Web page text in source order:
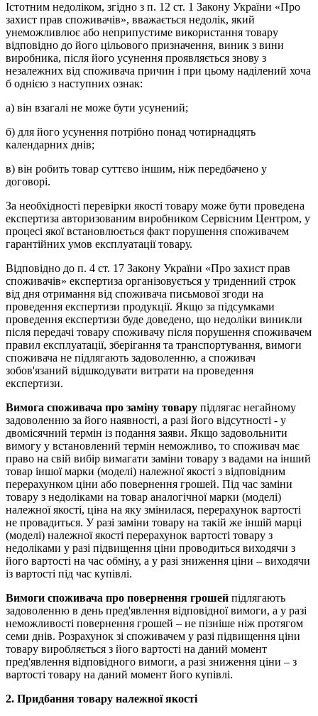
Істотним недоліком, згідно з п. 12 ст. 1 Закону України «Про
захист прав споживачів», вважається недолік, який
унеможливлює або неприпустиме використання товару
відповідно до його цільового призначення, виник з вини
виробника, після його усунення проявляється знову з
незалежних від споживача причин і при цьому наділений хоча
б однією з наступних ознак:
а) він взагалі не може бути усунений;
б) для його усунення потрібно понад чотирнадцять
календарних днів;
в) він робить товар суттєво іншим, ніж передбачено у
договорі.
За необхідності перевірки якості товару може бути проведена
експертиза авторизованим виробником Сервісним Центром, у
процесі якої встановлюється факт порушення споживачем
гарантійних умов експлуатації товару.
Відповідно до п. 4 ст. 17 Закону України «Про захист прав
споживачів» експертиза організовується у триденний строк
від дня отримання від споживача письмової згоди на
проведення експертизи продукції. Якщо за підсумками
проведення експертизи буде доведено, що недоліки виникли
після передачі товару споживачу після порушення споживачем
правил експлуатації, зберігання та транспортування, вимоги
споживача не підлягають задоволенню, а споживач
зобов'язаний відшкодувати витрати на проведення
експертизи.
Вимога споживача про заміну товару підлягає негайному
задоволенню за його наявності, а разі його відсутності - у
двомісячний термін із подання заяви. Якщо задовольнити
вимогу у встановлений термін неможливо, то споживач має
право на свій вибір вимагати заміни товару з вадами на інший
товар іншої марки (моделі) належної якості з відповідним
перерахунком ціни або повернення грошей. Під час заміни
товару з недоліками на товар аналогічної марки (моделі)
належної якості, ціна на яку змінилася, перерахунок вартості
не провадиться. У разі заміни товару на такій же іншій марці
(моделі) належної якості перерахунок вартості товару з
недоліками у разі підвищення ціни проводиться виходячи з
його вартості на час обміну, а у разі зниження ціни – виходячи
із вартості під час купівлі.
Вимоги споживача про повернення грошей підлягають
задоволенню в день пред'явлення відповідної вимоги, а у разі
неможливості повернення грошей – не пізніше ніж протягом
семи днів. Розрахунок зі споживачем у разі підвищення ціни
товару виробляється з його вартості на даний момент
пред'явлення відповідного вимоги, а разі зниження ціни – з
вартості товару на даний момент його купівлі.
2. Придбання товару належної якості